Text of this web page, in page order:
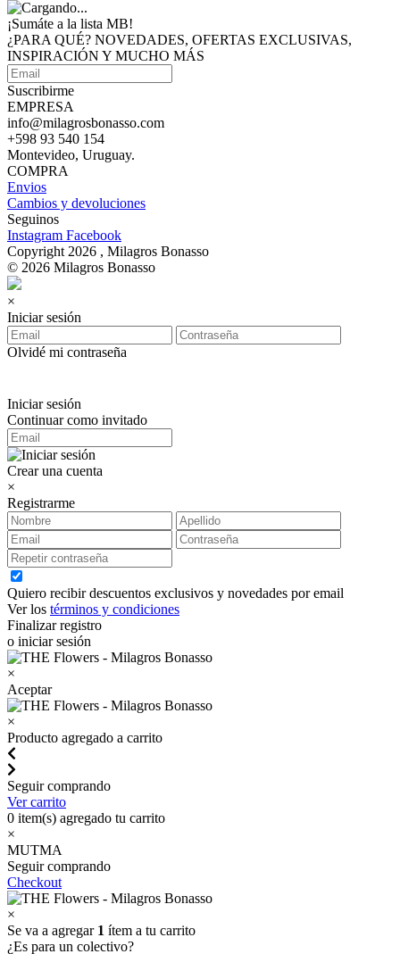
¡Sumáte a la lista MB!
¿PARA QUÉ? NOVEDADES, OFERTAS EXCLUSIVAS,
INSPIRACIÓN Y MUCHO MÁS
Suscribirme
EMPRESA
info@milagrosbonasso.com
+598 93 540 154
Montevideo, Uruguay.
COMPRA
Envios
Cambios y devoluciones
Seguinos
Instagram Facebook
Copyright 2026 , Milagros Bonasso
© 2026 Milagros Bonasso
×
Iniciar sesión
Olvidé mi contraseña
Iniciar sesión
Continuar como invitado
Crear una cuenta
×
Registrarme
Quiero recibir descuentos exclusivos y novedades por email
Ver los términos y condiciones
Finalizar registro
o iniciar sesión
×
Aceptar
×
Producto agregado a carrito
Seguir comprando
Ver carrito
0 item(s) agregado tu carrito
×
MUTMA
Seguir comprando
Checkout
×
Se va a agregar 1 ítem a tu carrito
¿Es para un colectivo?